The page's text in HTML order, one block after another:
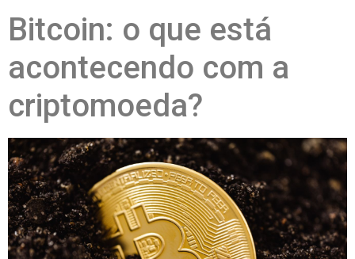
Bitcoin: o que está
acontecendo com a
criptomoeda?